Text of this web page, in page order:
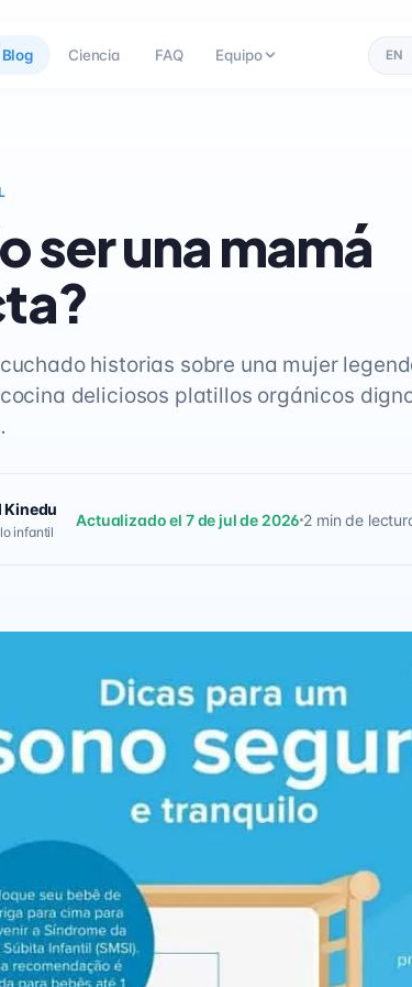
Blog Ciencia FAQ Equipo EN
ser una mamá
historias sobre una mujer
deliciosos platillos orgánicos
infantil
Actualizado el 7 de jul de 2026 2 min de